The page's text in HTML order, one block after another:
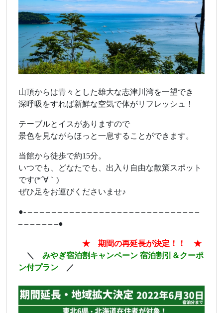
山頂からは青々とした雄大な志津川湾を一望でき
深呼吸をすれば新鮮な空気で体がリフレッシュ！
テーブルとイスがありますので
景色を見ながらほっと一息することができます。
当館から徒歩で約15分。
いつでも、どなたでも、出入り自由な散策スポット
です(*´∀｀)
ぜひ足をお運びくださいませ♪
●- – – – – – – – – – – – – – – – – – – – – – – – – – – – – –
– – – – – – –●
★ 期間の再延長が決定！！ ★
＼ みやぎ宿泊割キャンペーン 宿泊割引＆クーポ
ン付プラン ／